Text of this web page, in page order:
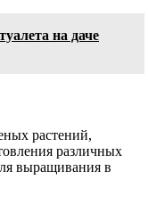
на даче
растений,
различных
выращивания в